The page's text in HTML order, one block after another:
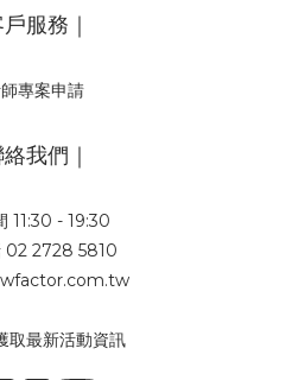
戶服務｜
專案申請
絡我們｜
11:30 - 19:30
02 2728 5810
取最新活動資訊